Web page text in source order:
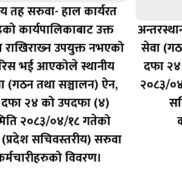
तह सरुवा- हाल कार्यरत
कार्यपालिकाबाट उक्त
राखिराख्‍न उपयुक्त नभएको
भई आएकोले स्थानीय
(गठन तथा सञ्चालन) ऐन,
२४ को उपदफा (४)
२०८३/०४/१८ गतेको
(प्रदेश सचिवस्तरीय) सरुवा
विवरण।
सेवा
दफा
२०८३/